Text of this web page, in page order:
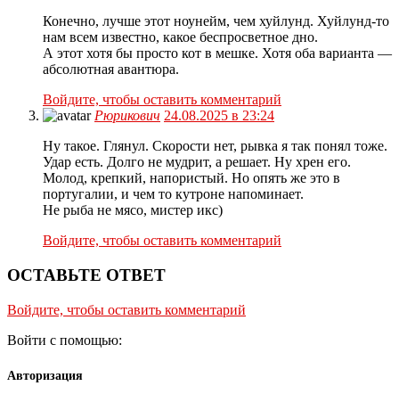
Конечно, лучше этот ноунейм, чем хуйлунд. Хуйлунд-то
нам всем известно, какое беспросветное дно.
А этот хотя бы просто кот в мешке. Хотя оба варианта —
абсолютная авантюра.
Войдите, чтобы оставить комментарий
Рюрикович 24.08.2025 в 23:24
Ну такое. Глянул. Скорости нет, рывка я так понял тоже.
Удар есть. Долго не мудрит, а решает. Ну хрен его.
Молод, крепкий, напористый. Но опять же это в
португалии, и чем то кутроне напоминает.
Не рыба не мясо, мистер икс)
Войдите, чтобы оставить комментарий
ОСТАВЬТЕ ОТВЕТ
Войдите, чтобы оставить комментарий
Войти с помощью:
Авторизация